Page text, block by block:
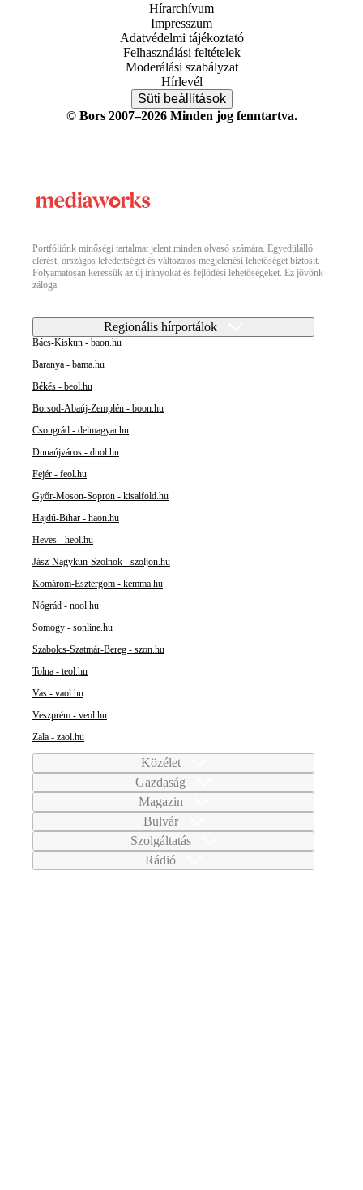
Hírarchívum
Impresszum
Adatvédelmi tájékoztató
Felhasználási feltételek
Moderálási szabályzat
Hírlevél
Süti beállítások
© Bors 2007–2026 Minden jog fenntartva.
Portfóliónk minőségi tartalmat jelent minden olvasó számára. Egyedülálló
elérést, országos lefedettséget és változatos megjelenési lehetőséget biztosít.
Folyamatosan keressük az új irányokat és fejlődési lehetőségeket. Ez jövőnk
záloga.
Regionális hírportálok
Bács-Kiskun - baon.hu
Baranya - bama.hu
Békés - beol.hu
Borsod-Abaúj-Zemplén - boon.hu
Csongrád - delmagyar.hu
Dunaújváros - duol.hu
Fejér - feol.hu
Győr-Moson-Sopron - kisalfold.hu
Hajdú-Bihar - haon.hu
Heves - heol.hu
Jász-Nagykun-Szolnok - szoljon.hu
Komárom-Esztergom - kemma.hu
Nógrád - nool.hu
Somogy - sonline.hu
Szabolcs-Szatmár-Bereg - szon.hu
Tolna - teol.hu
Vas - vaol.hu
Veszprém - veol.hu
Zala - zaol.hu
Közélet
Gazdaság
Magazin
Bulvár
Szolgáltatás
Rádió